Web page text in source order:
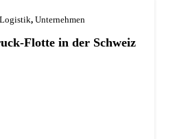
Logistik, Unternehmen
Flotte in der Schweiz